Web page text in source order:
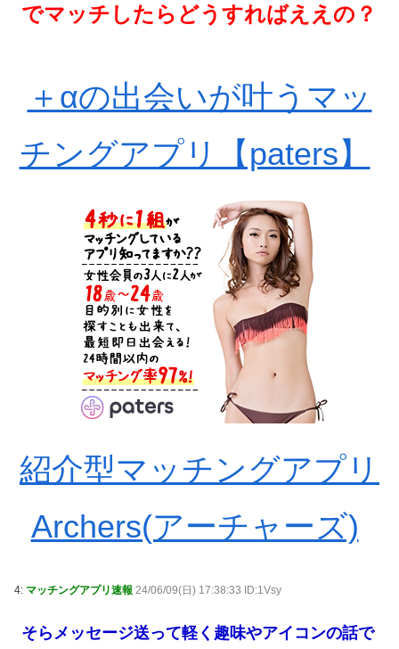
でマッチしたらどうすればええの？
＋αの出会いが叶うマッ
チングアプリ【paters】
紹介型マッチングアプリ
Archers(アーチャーズ)
4: マッチングアプリ速報 24/06/09(日) 17:38:33 ID:1Vsy
そらメッセージ送って軽く趣味やアイコンの話で